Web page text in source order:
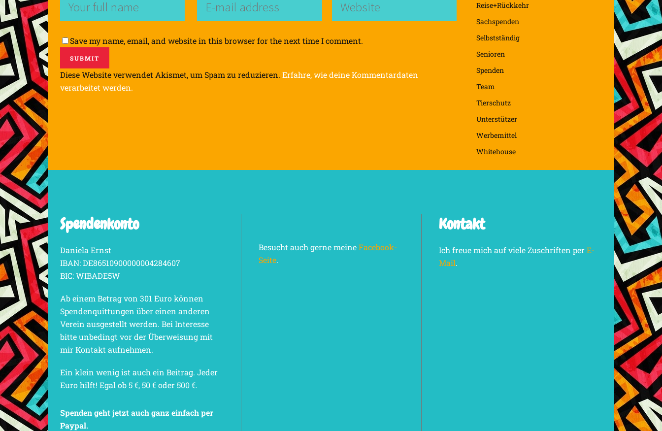
Save my name, email, and website in this browser for the next time I comment.
Diese Website verwendet Akismet, um Spam zu reduzieren. Erfahre, wie deine Kommentardaten
verarbeitet werden.
Reise+Rückkehr
Sachspenden
Selbstständig
Senioren
Spenden
Team
Tierschutz
Unterstützer
Werbemittel
Whitehouse
Spendenkonto
Daniela Ernst
IBAN: DE86510900000004284607
BIC: WIBADE5W
Ab einem Betrag von 301 Euro können
Spendenquittungen über einen anderen
Verein ausgestellt werden. Bei Interesse
bitte unbedingt vor der Überweisung mit
mir Kontakt aufnehmen.
Ein klein wenig ist auch ein Beitrag. Jeder
Euro hilft! Egal ob 5 €, 50 € oder 500 €.
Spenden geht jetzt auch ganz einfach per
Paypal.
Besucht auch gerne meineFacebook-
Seite.
Kontakt
Ich freue mich auf viele Zuschriften perE-
Mail.